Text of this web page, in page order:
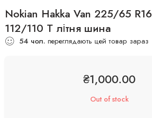
Nokian Hakka Van 225/65 R16
112/110 T літня шина
54 чол. переглядають цей товар зараз
₴1,000.00
Out of stock